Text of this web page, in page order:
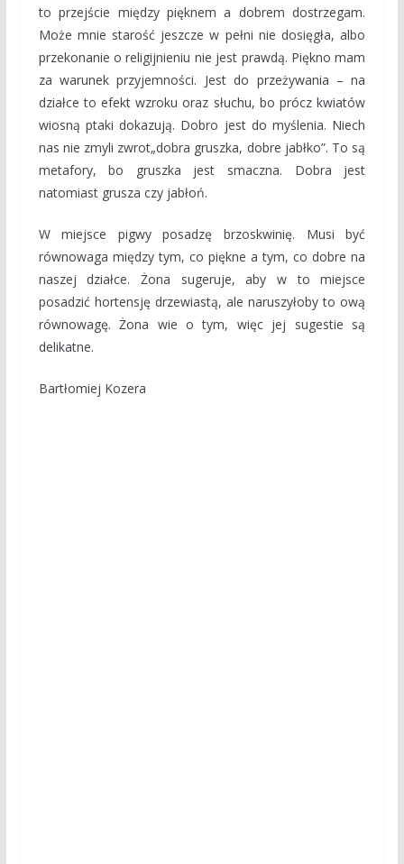
to przejście między pięknem a dobrem dostrzegam.
Może mnie starość jeszcze w pełni nie dosięgła, albo
przekonanie o religijnieniu nie jest prawdą. Piękno mam
za warunek przyjemności. Jest do przeżywania – na
działce to efekt wzroku oraz słuchu, bo prócz kwiatów
wiosną ptaki dokazują. Dobro jest do myślenia. Niech
nas nie zmyli zwrot„dobra gruszka, dobre jabłko”. To są
metafory, bo gruszka jest smaczna. Dobra jest
natomiast grusza czy jabłoń.
W miejsce pigwy posadzę brzoskwinię. Musi być
równowaga między tym, co piękne a tym, co dobre na
naszej działce. Żona sugeruje, aby w to miejsce
posadzić hortensję drzewiastą, ale naruszyłoby to ową
równowagę. Żona wie o tym, więc jej sugestie są
delikatne.
Bartłomiej Kozera